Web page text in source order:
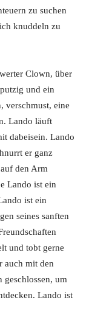
zu suchen
knuddeln zu
Clown, über
und ein
verschmust, eine
Lando läuft
dabeisein. Lando
er ganz
den Arm
Lando ist ein
ist ein
seines sanften
und tobt gerne
auch mit den
geschlossen, um
Lando ist